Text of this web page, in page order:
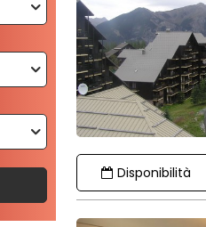
Disponibilità